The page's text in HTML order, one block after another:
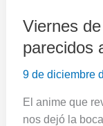
Viernes
parecidos
9 de diciembre
El anime que
nos dejó la